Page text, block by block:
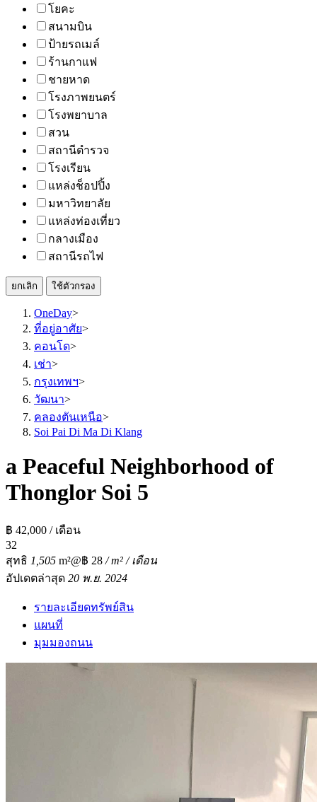
โยคะ
สนามบิน
ป้ายรถเมล์
ร้านกาแฟ
ชายหาด
โรงภาพยนตร์
โรงพยาบาล
สวน
สถานีตำรวจ
โรงเรียน
แหล่งช็อปปิ้ง
มหาวิทยาลัย
แหล่งท่องเที่ยว
กลางเมือง
สถานีรถไฟ
ยกเลิก ใช้ตัวกรอง
OneDay>
ที่อยู่อาศัย>
คอนโด>
เช่า>
กรุงเทพฯ>
วัฒนา>
คลองตันเหนือ>
Soi Pai Di Ma Di Klang
a Peaceful Neighborhood of
Thonglor Soi 5
฿ 42,000 / เดือน
32
สุทธิ 1,505 m²@฿ 28 / m² / เดือน
อัปเดตล่าสุด 20 พ.ย. 2024
รายละเอียดทรัพย์สิน
แผนที่
มุมมองถนน